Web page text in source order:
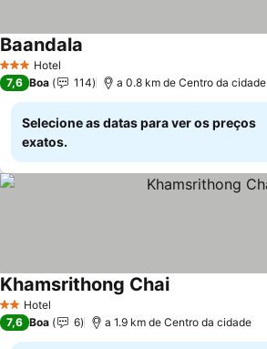
3 EstrelasHotel
Baandala
7,6 Boa 114 a 0.8 km de Centro da cidade
Selecione as datas para ver os preços
exatos.
2 Estrelas
Hotel
Khamsrithong ChaiVer preços
7,6 Boa 6 a 1.9 km de Centro da cidade